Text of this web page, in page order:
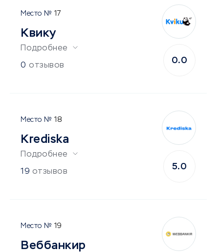
17
Квику
Подробнее
0 отзывов
0.0
18
Krediska
Подробнее
19 отзывов
5.0
19
Веббанкир